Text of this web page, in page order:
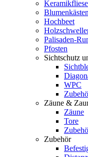
Blumenkästen
Hochbeet
Palisaden-
Pfosten
Sichtschutz
WPC
Zäune &
Zäune
Tore
Zubehör